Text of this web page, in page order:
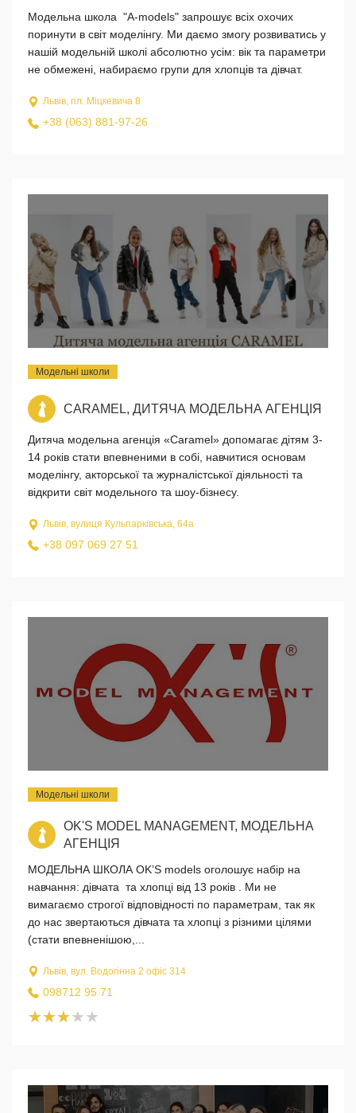
Модельна школа "A-models" запрошує всіх охочих
поринути в світ моделінгу. Ми даємо змогу розвиватись у
нашій модельній школі абсолютно усім: вік та параметри
не обмежені, набираємо групи для хлопців та дівчат.
Львів, пл. Міцкевича 8
+38 (063) 881-97-26
Модельні школи
CARAMEL, ДИТЯЧА МОДЕЛЬНА АГЕНЦІЯ
Дитяча модельна агенція «Caramel» допомагає дітям 3-
14 років стати впевненими в собі, навчитися основам
моделінгу, акторської та журналістської діяльності та
відкрити світ модельного та шоу-бізнесу.
Львів, вулиця Кульпарківська, 64а
+38 097 069 27 51
Модельні школи
OK'S MODEL MANAGEMENT, МОДЕЛЬНА
АГЕНЦІЯ
МОДЕЛЬНА ШКОЛА OK’S models оголошує набір на
навчання: дівчата та хлопці від 13 років . Ми не
вимагаємо строгої відповідності по параметрам, так як
до нас звертаються дівчата та хлопці з різними цілями
(стати впевненішою,...
Львів, вул. Водогінна 2 офіс 314
098712 95 71